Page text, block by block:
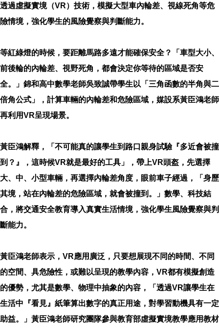
透過虛擬實境（VR）技術，模擬大型車內輪差、視線死角等危
險情境，強化學生的風險覺察與判斷能力。
等紅綠燈的時候，要距離馬路多遠才能確保安全？「車型大小、
前後輪的內輪差、視野死角，都會決定你等待的區域是否安
全。」錦和高中數學老師吳致誠帶學生以「三角函數的半角與二
倍角公式」，計算車輛的內輪差和危險區域，媒設系黃臣鴻老師
再利用VR呈現場景。
黃臣鴻解釋，「不可能真的讓學生到路口親身試驗『多近會被撞
到？』，這時候VR就是最好的工具」，帶上VR頭盔，先選擇
大、中、小型車輛，再選擇內輪差角度，眼前車子經過，「身歷
其境，站在內輪差的危險區域，就會被撞到。」數學、科技結
合，將交通安全教育導入真實生活情境，強化學生風險覺察與判
斷能力。
黃臣鴻老師表示，VR應用廣泛，只要想展現不同的時間、不同
的空間、具危險性，或難以呈現的教學內容，VR都有模擬創造
的優勢，尤其是數學、物理中抽象的內容，「透過VR讓學生在
生活中『看見』紙筆算出數字的真正用途，對學習動機具有一定
助益。」黃臣鴻老師研究團隊參與教育部虛擬實境教學應用教材